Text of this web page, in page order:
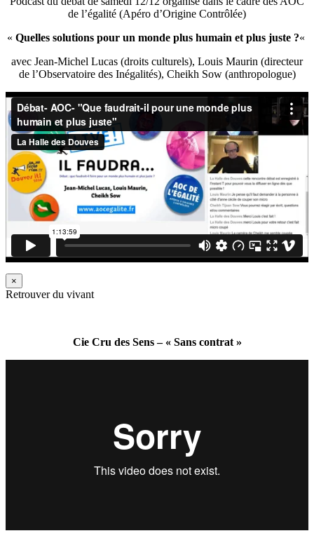
de l’égalité (Apéro d’Origine Contrôlée)
« Quelles solutions pour un monde plus humain et plus juste ?«
avec Jean-Michel Lucas (droits culturels), Louis Maurin (directeur
de l’Observatoire des Inégalités), Cheikh Sow (anthropologue)
×
Retrouver du vivant
Cie Cru des Sens – « Sans contrat »